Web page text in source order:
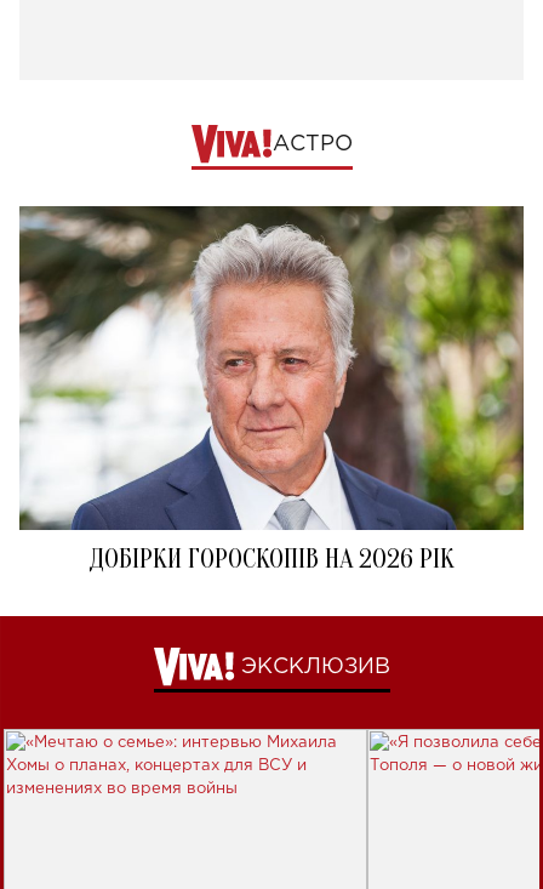
АСТРО
ДОБІРКИ ГОРОСКОПІВ НА 2026 РІК
ЭКСКЛЮЗИВ